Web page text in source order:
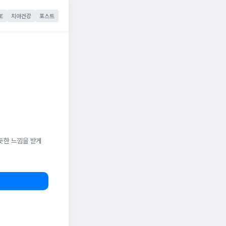
치아건강 포스트
한 느낌을 받게